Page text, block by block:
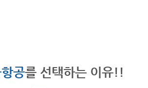
공를 선택하는 이유!!